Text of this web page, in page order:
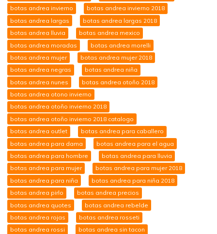
botas andrea invierno
botas andrea invierno 2018
botas andrea largas
botas andrea largas 2018
botas andrea lluvia
botas andrea mexico
botas andrea moradas
botas andrea morelli
botas andrea mujer
botas andrea mujer 2018
botas andrea negras
botas andrea niña
botas andrea nunes
botas andrea otoño 2018
botas andrea otono invierno
botas andrea otoño invierno 2018
botas andrea otoño invierno 2018 catalogo
botas andrea outlet
botas andrea para caballero
botas andrea para dama
botas andrea para el agua
botas andrea para hombre
botas andrea para lluvia
botas andrea para mujer
botas andrea para mujer 2018
botas andrea para niña
botas andrea para niña 2018
botas andrea pirlo
botas andrea precios
botas andrea quotes
botas andrea rebelde
botas andrea rojas
botas andrea rosseti
botas andrea rossi
botas andrea sin tacon